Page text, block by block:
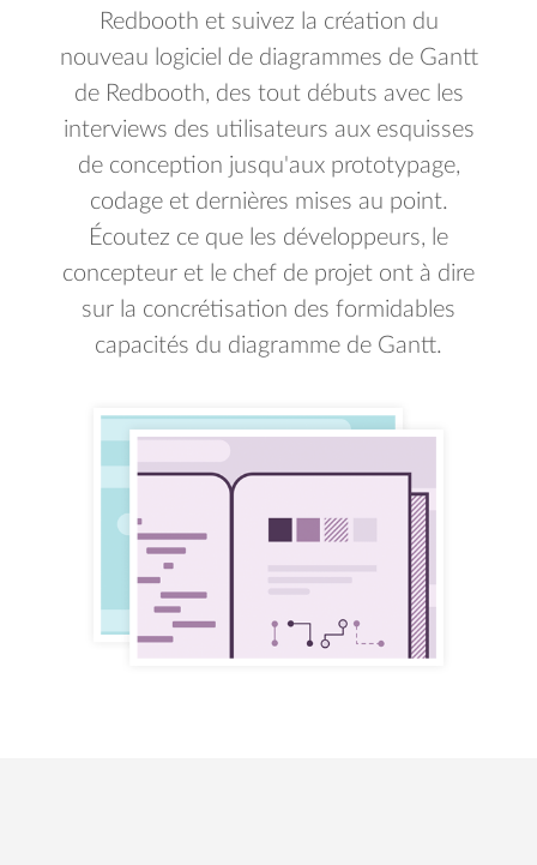
Redbooth et suivez la création du
nouveau logiciel de diagrammes de Gantt
de Redbooth, des tout débuts avec les
interviews des utilisateurs aux esquisses
de conception jusqu'aux prototypage,
codage et dernières mises au point.
Écoutez ce que les développeurs, le
concepteur et le chef de projet ont à dire
sur la concrétisation des formidables
capacités du diagramme de Gantt.